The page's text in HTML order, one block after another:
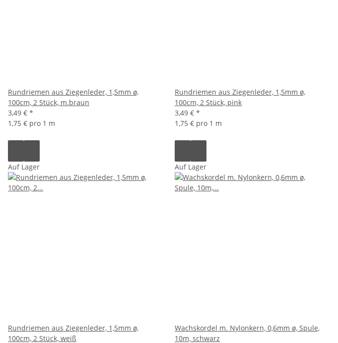
Rundriemen aus Ziegenleder, 1,5mm ø,
100cm, 2 Stück, m.braun
3,49 € *
1,75 € pro 1 m
Rundriemen aus Ziegenleder, 1,5mm ø,
100cm, 2 Stück, pink
3,49 € *
1,75 € pro 1 m
Auf Lager
Rundriemen aus Ziegenleder, 1,5mm ø,
100cm, 2 Stück, weiß
Auf Lager
Wachskordel m. Nylonkern, 0,6mm ø, Spule,
10m, schwarz